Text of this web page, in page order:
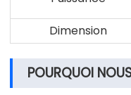
Dimension
POURQUOI